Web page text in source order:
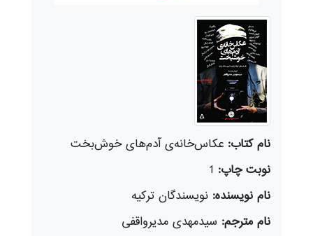
نام کتاب: عکاس‌‌خانه‌ی آدم‌های خوش‌بخت
نوبت چاپ: 1
نام نویسنده: نویسندگان ترکیه
نام مترجم: سیدمهدی مدیرواقفی